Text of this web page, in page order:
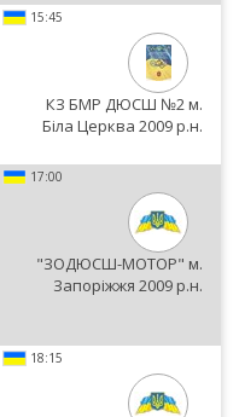
15:45
КЗ БМР ДЮСШ №2 м.
Біла Церква 2009 р.н.
17:00
"ЗОДЮСШ-МОТОР" м.
Запоріжжя 2009 р.н.
18:15